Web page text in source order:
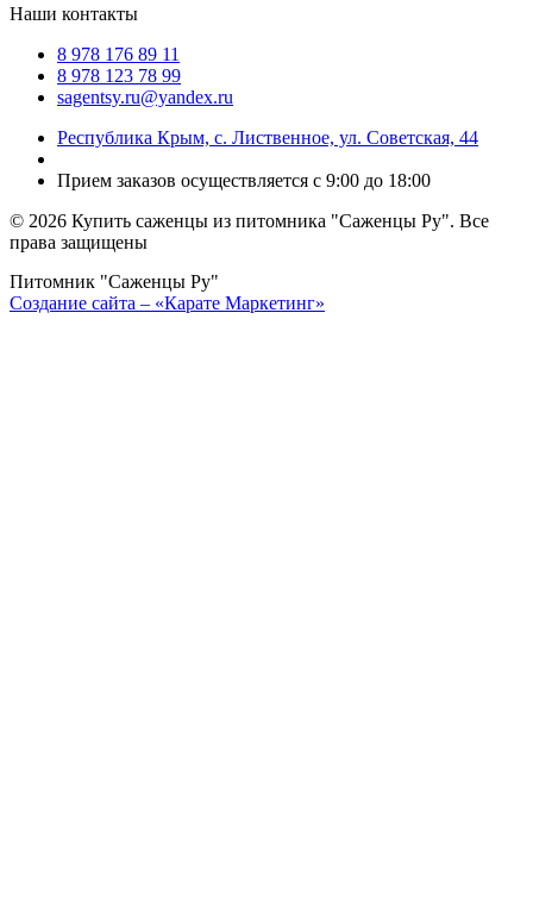
Наши контакты
8 978 176 89 11
8 978 123 78 99
sagentsy.ru@yandex.ru
Республика Крым, с. Лиственное, ул. Советская, 44
Прием заказов осуществляется с 9:00 до 18:00
© 2026 Купить саженцы из питомника "Саженцы Ру". Все
права защищены
Питомник "Саженцы Ру"
Создание сайта – «Карате Маркетинг»